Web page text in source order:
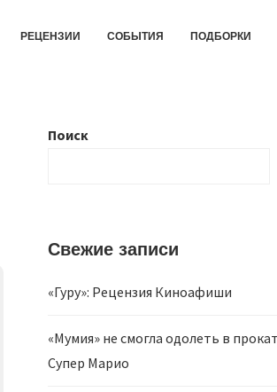
РЕЦЕНЗИИ СОБЫТИЯ ПОДБОРКИ
Поиск
Свежие записи
«Гуру»: Рецензия Киноафиши
«Мумия» не смогла одолеть в
Супер Марио